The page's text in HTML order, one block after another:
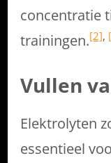
concentratie
trainingen.[2],
Vullen
Elektrolyten
essentieel